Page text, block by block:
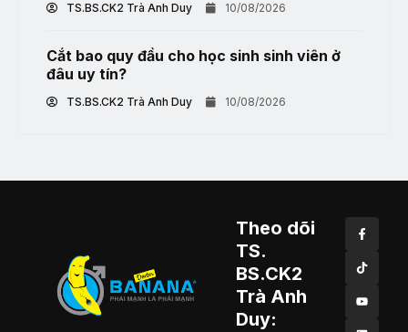
TS.BS.CK2 Trà Anh Duy 10/08/2026
Cắt bao quy đầu cho học sinh sinh viên ở
đâu uy tín?
TS.BS.CK2 Trà Anh Duy 10/08/2026
Theo dõi
TS.
BS.CK2
Trà Anh
Duy: